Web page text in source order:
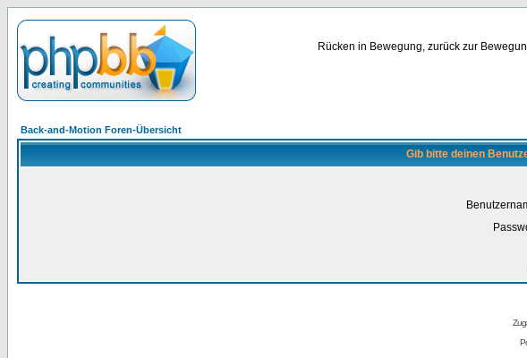
Rücken in Bewegung, zurück zur
Back-and-Motion Foren-Übersicht
Gib bitte deinen